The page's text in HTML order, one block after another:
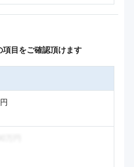
項目をご確認頂けます